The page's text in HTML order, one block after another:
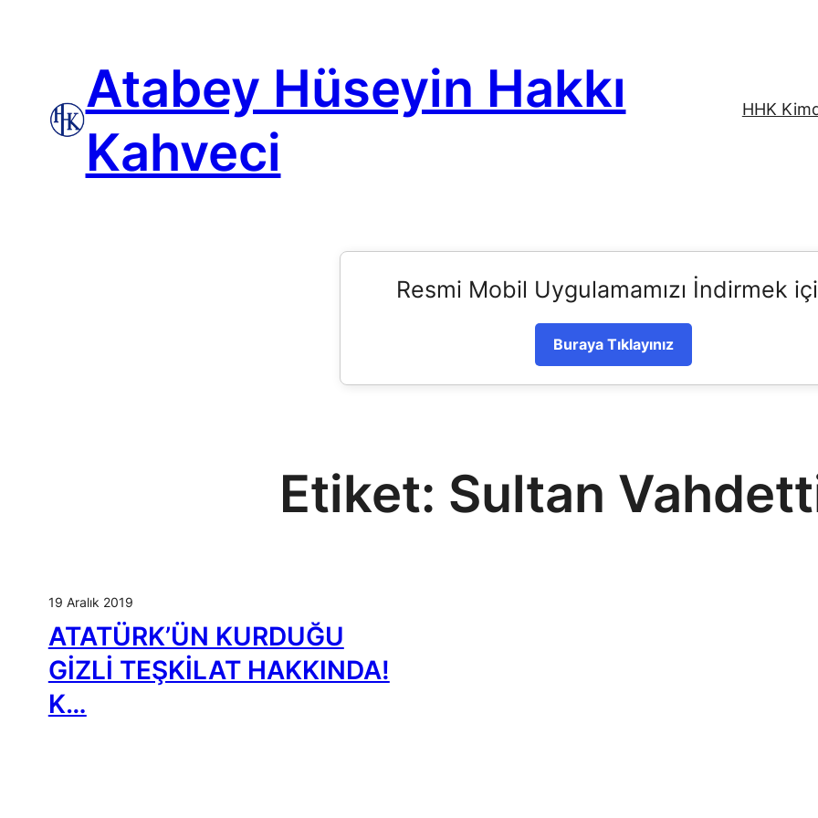
Atabey Hüseyin Hakkı
Kahveci
HHK
Resmi Mobil Uygulamamızı İndirmek
Buraya Tıklayınız
Etiket: Sultan
19 Aralık 2019
ATATÜRK’ÜN KURDUĞU
GİZLİ TEŞKİLAT HAKKINDA!
K…